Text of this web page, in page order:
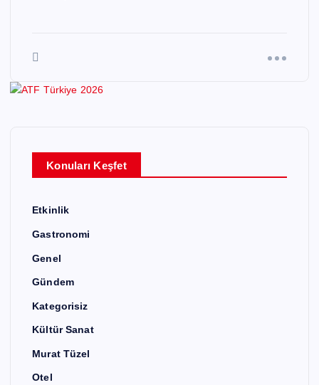
Konuları Keşfet
Etkinlik
Gastronomi
Genel
Gündem
Kategorisiz
Kültür Sanat
Murat Tüzel
Otel